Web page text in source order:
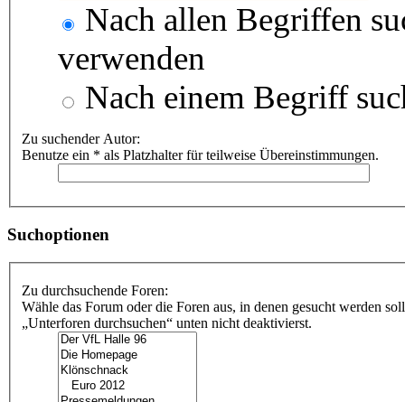
Nach allen Begriffen
verwenden
Nach einem Begriff
Zu suchender Autor:
Benutze ein * als Platzhalter für teilweise Übereinstimmungen.
Suchoptionen
Zu durchsuchende Foren:
Wähle das Forum oder die Foren aus, in denen gesucht werden
„Unterforen durchsuchen“ unten nicht deaktivierst.